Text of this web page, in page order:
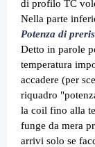
di profilo TC
Nella parte
Potenza di
Detto in parole
temperatura
accadere (per
riquadro
la coil fino alla
funge da mera
arrivi solo se